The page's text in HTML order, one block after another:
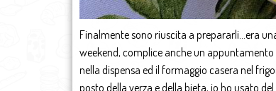
Finalmente sono riuscita a prepararli…era
weekend, complice anche un
nella dispensa ed il formaggio casera nel
posto della verza e della bieta, io ho usato